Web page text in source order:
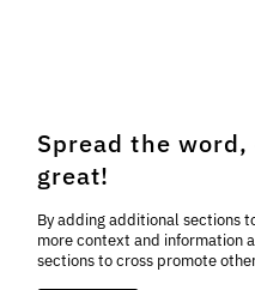
Spread the
great!
By adding additional sections
more context and information
sections to cross promote